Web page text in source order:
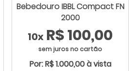
Bebedouro IBBL Compact FN
2000
10x R$ 100,00
sem juros no cartão
Por: R$ 1.000,00 à vista